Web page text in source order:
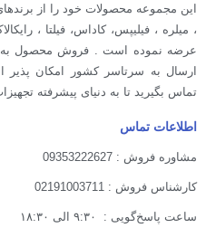
این مجموعه محصولات خود را از
، میلره ، فیلیپس، کاداس، فیلتا ،
عرضه نموده است . فروش محصول به
ارسال به سرتاسر کشور امکان
تماس بگیرید تا به دنیای پیشرفته
اطلاعات تماس
مشاوره فروش : 09353222627
کارشناس فروش : 02191003711
ساعت پاسخ‌گویی : ۹:۳۰ الی ۱۸:۳۰